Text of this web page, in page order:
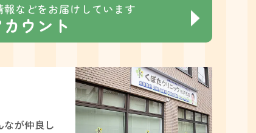
などをお届けしています
ウント
が仲良し